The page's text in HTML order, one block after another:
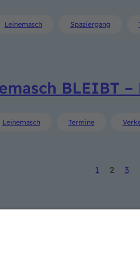
Leinemasch Spaziergang
BLEIBT –
Leinemasch Termine
1 2 3